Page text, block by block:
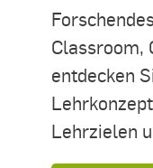
Classroom,
entdecken
Lehrzielen